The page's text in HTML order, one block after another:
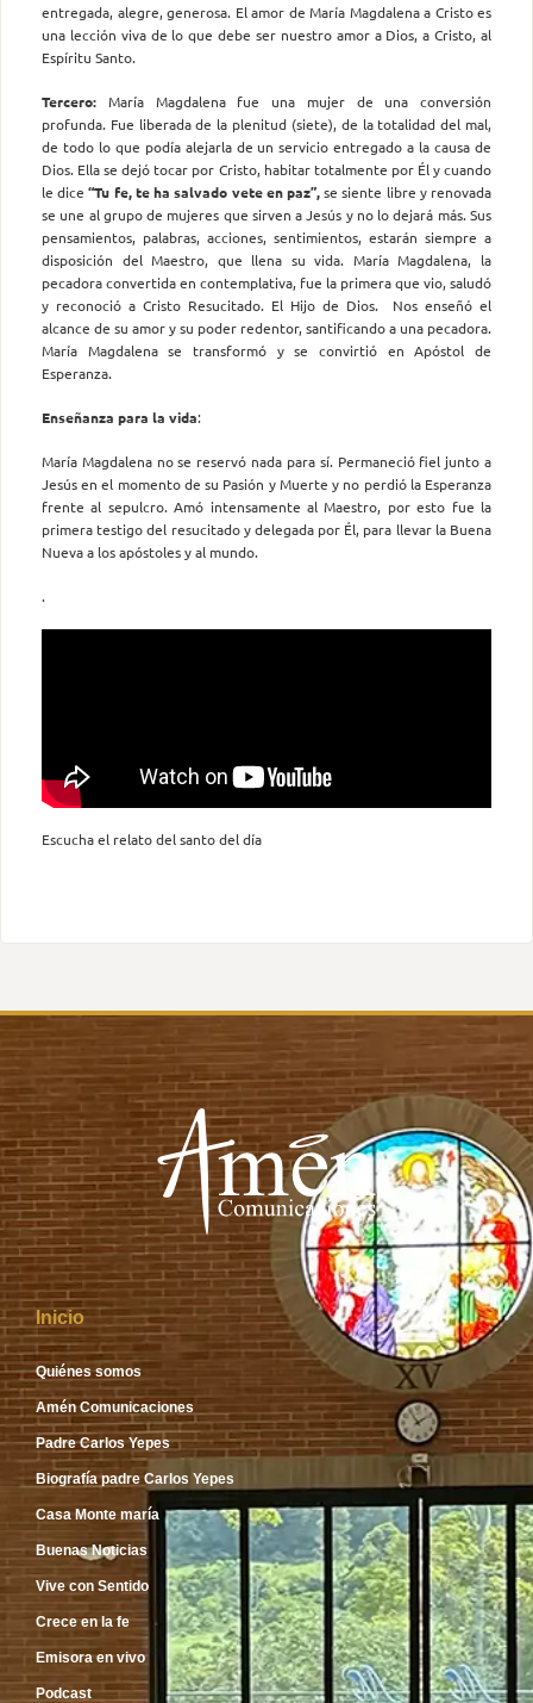
entregada, alegre, generosa. El amor de María Magdalena a Cristo es
una lección viva de lo que debe ser nuestro amor a Dios, a Cristo, al
Espíritu Santo.
Tercero: María Magdalena fue una mujer de una conversión
profunda. Fue liberada de la plenitud (siete), de la totalidad del mal,
de todo lo que podía alejarla de un servicio entregado a la causa de
Dios. Ella se dejó tocar por Cristo, habitar totalmente por Él y cuando
le dice“Tu fe, te ha salvado vete en paz”,se siente libre y renovada
se une al grupo de mujeres que sirven a Jesús y no lo dejará más. Sus
pensamientos, palabras, acciones, sentimientos, estarán siempre a
disposición del Maestro, que llena su vida. María Magdalena, la
pecadora convertida en contemplativa, fue la primera que vio, saludó
y reconoció a Cristo Resucitado. El Hijo de Dios. Nos enseñó el
alcance de su amor y su poder redentor, santificando a una pecadora.
María Magdalena se transformó y se convirtió en Apóstol de
Esperanza.
Enseñanza para la vida:
María Magdalena no se reservó nada para sí. Permaneció fiel junto a
Jesús en el momento de su Pasión y Muerte y no perdió la Esperanza
frente al sepulcro. Amó intensamente al Maestro, por esto fue la
primera testigo del resucitado y delegada por Él, para llevar la Buena
Nueva a los apóstoles y al mundo.
.
Escucha el relato del santo del día
Inicio
Quiénes somos
Amén Comunicaciones
Padre Carlos Yepes
Biografía padre Carlos Yepes
Casa Monte maría
Buenas Noticias
Vive con Sentido
Crece en la fe
Emisora en vivo
Podcast